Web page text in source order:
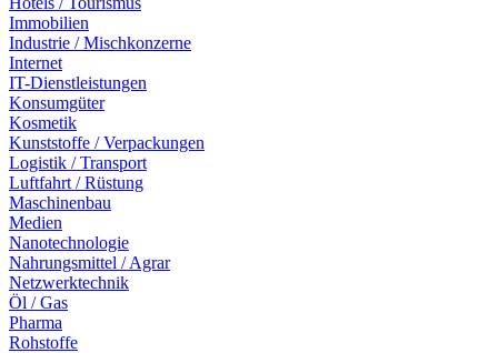
Immobilien
Industrie / Mischkonzerne
Internet
IT-Dienstleistungen
Konsumgüter
Kosmetik
Kunststoffe / Verpackungen
Logistik / Transport
Luftfahrt / Rüstung
Maschinenbau
Medien
Nanotechnologie
Nahrungsmittel / Agrar
Netzwerktechnik
Öl / Gas
Pharma
Rohstoffe